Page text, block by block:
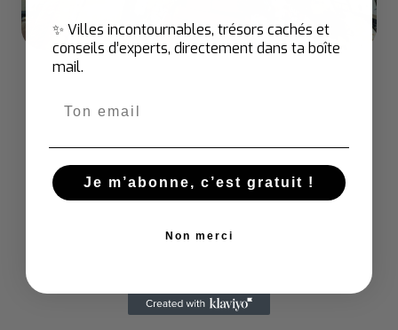
/Kenya/Nairobi
Sommaire
✨ Villes incontournables, trésors cachés et
conseils d’experts, directement dans ta boîte
mail.
Je m’abonne, c’est gratuit !
Non merci